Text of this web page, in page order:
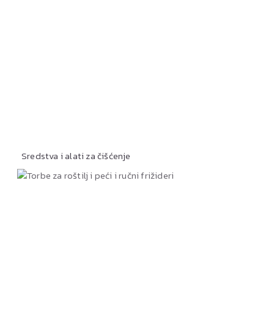
Sredstva i alati za čišćenje